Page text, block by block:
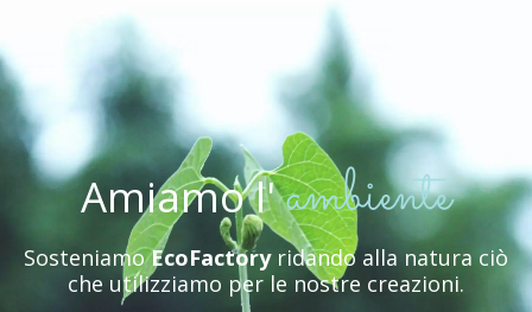
Amiamol'ambiente
SosteniamoEcoFactoryridando alla natura ciò
che utilizziamo per le nostre creazioni.